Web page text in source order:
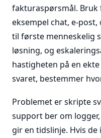
fakturaspørsmål.
eksempel chat, e-
til første menneskelig
løsning, og
hastigheten på en
svaret, bestemmer
Problemet er skripte
support ber om
gir en tidslinje. Hvis